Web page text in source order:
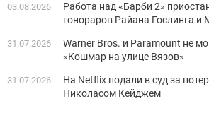
03.08.2026
Работа над «Барби 2»
гонораров Райана Гослинга и
31.07.2026
Warner Bros. и Paramount не
«Кошмар на улице Вязов»
31.07.2026
На Netflix подали в суд за
Николасом Кейджем